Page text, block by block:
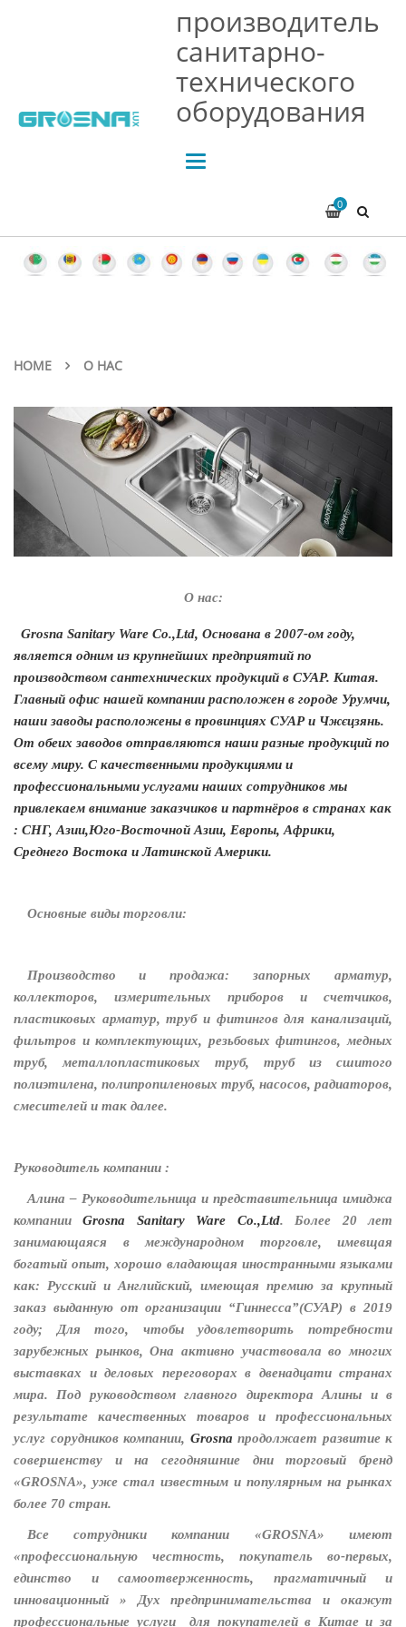
производитель
санитарно-
технического
оборудования
Toggle
0
HOME О НАС
О нас:
Grosna Sanitary Ware Co.,Ltd, Основана в 2007-ом году,
является одним из крупнейших предприятий по
производством сантехнических продукций в СУАР. Китая.
Главный офис нашей компании расположен в городе Урумчи,
наши заводы расположены в провинциях СУАР и Чжєцзянь.
От обеих заводов отправляются наши разные продукций по
всему миру. С качественными продукциями и
профессиональными услугами наших сотрудников мы
привлекаем внимание заказчиков и партнёров в странах как
: СНГ, Азии,Юго-Восточной Азии, Европы, Африки,
Среднего Востока и Латинской Америки.
Основные виды торговли:
Производство и продажа: запорных арматур,
коллекторов, измерительных приборов и счетчиков,
пластиковых арматур, труб и фитингов для канализаций,
фильтров и комплектующих, резьбовых фитингов, медных
труб, металлопластиковых труб, труб из сшитого
полиэтилена, полипропиленовых труб, насосов, радиаторов,
смесителей и так далее.
Руководитель компании :
Алина – Руководительница и представительница имиджа
компанииGrosna Sanitary Ware Co.,Ltd. Более 20 лет
занимающаяся в международном торговле, имевщая
богатый опыт, хорошо владающая иностранными языками
как: Русский и Английский, имеющая премию за крупный
заказ выданную от организации “Гиннесса”(СУАР) в 2019
году; Для того, чтобыудовлетворить
потребности
зарубежных рынков, Она активно участвовала во многих
выставках и деловых переговорах в двенадцати странах
мира. Под руководством главного директора Алины и в
результате качественных товаров и профессиональных
услуг сорудников компании, Grosna продолжает развитие к
совершенству и на сегодняшние дни торговый бренд
«GROSNA», уже стал известным и популярным на рынках
более 70 стран.
Все сотрудники компании «GROSNA» имеют
«профессиональную честность, покупатель во-первых,
единство и самоотверженность, прагматичный и
инновационный » Дух предпринимательства и окажут
профессиональные услуги для покупателей в Китае и за